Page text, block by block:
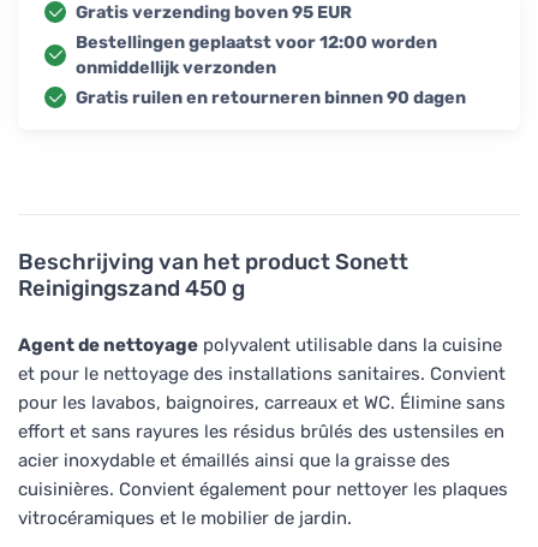
Beschrijving van het productSonett
Reinigingszand 450 g
Agent de nettoyage polyvalent utilisable dans la cuisine
et pour le nettoyage des installations sanitaires. Convient
pour les lavabos, baignoires, carreaux et WC. Élimine sans
effort et sans rayures les résidus brûlés des ustensiles en
acier inoxydable et émaillés ainsi que la graisse des
cuisinières. Convient également pour nettoyer les plaques
vitrocéramiques et le mobilier de jardin.
Gratis verzending boven 95 EUR
Bestellingen geplaatst voor 12:00 worden
onmiddellijk verzonden
Gratis ruilen en retourneren binnen 90 dagen